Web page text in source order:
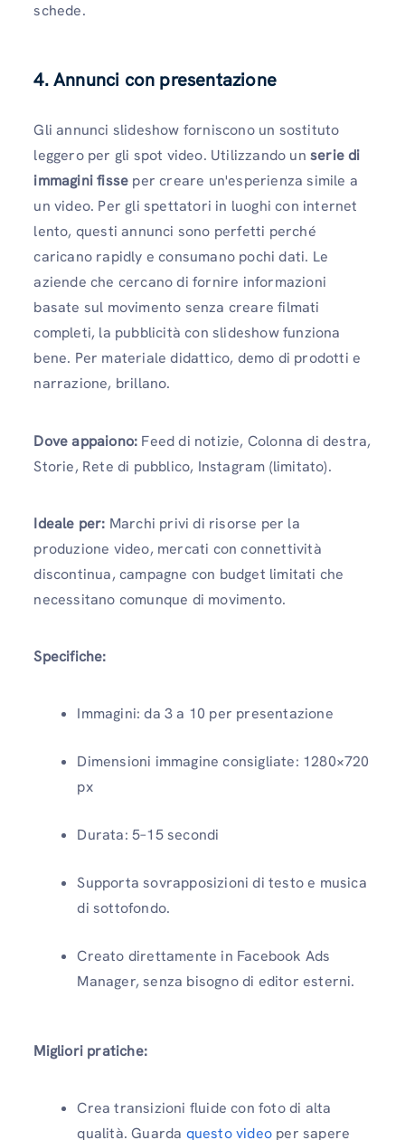
schede.
4. Annunci con presentazione
Gli annunci slideshow forniscono un sostituto
leggero per gli spot video. Utilizzando un serie di
immagini fisse per creare un'esperienza simile a
un video. Per gli spettatori in luoghi con internet
lento, questi annunci sono perfetti perché
caricano rapidly e consumano pochi dati. Le
aziende che cercano di fornire informazioni
basate sul movimento senza creare filmati
completi, la pubblicità con slideshow funziona
bene. Per materiale didattico, demo di prodotti e
narrazione, brillano.
Dove appaiono: Feed di notizie, Colonna di destra,
Storie, Rete di pubblico, Instagram (limitato).
Ideale per: Marchi privi di risorse per la
produzione video, mercati con connettività
discontinua, campagne con budget limitati che
necessitano comunque di movimento.
Specifiche:
Immagini: da 3 a 10 per presentazione
Dimensioni immagine consigliate: 1280×720
px
Durata: 5–15 secondi
Supporta sovrapposizioni di testo e musica
di sottofondo.
Creato direttamente in Facebook Ads
Manager, senza bisogno di editor esterni.
Migliori pratiche:
Crea transizioni fluide con foto di alta
qualità. Guarda questo video per sapere